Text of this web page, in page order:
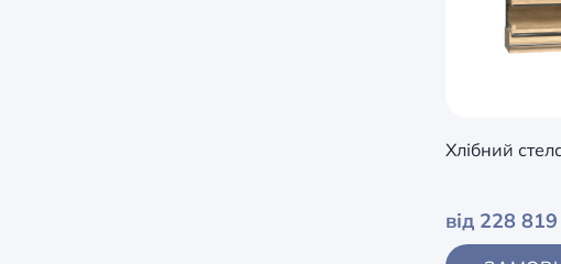
Хлібний
від 228